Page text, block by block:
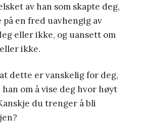
av han som skapte deg,
på en fred uavhengig av
eller ikke, og uansett om
ikke.
dette er vanskelig for deg,
han om å vise deg hvor høyt
du trenger å bli